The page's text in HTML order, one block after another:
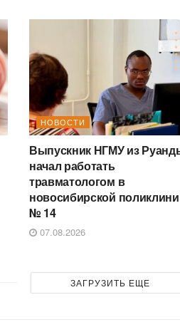
НОВОСТИ
Выпускник НГМУ из
начал работать
травматологом в
новосибирской
№ 14
07.08.2026
ЗАГРУЗИТЬ ЕЩЕ